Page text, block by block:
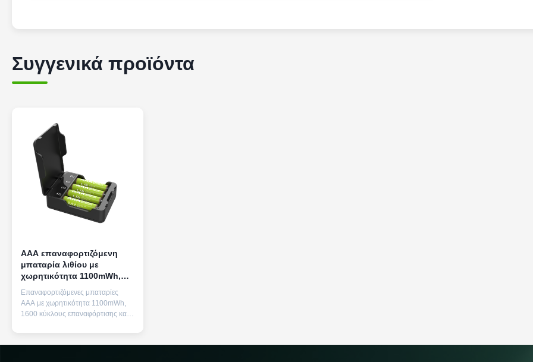
Συγγενικά προϊόντα
AAA επαναφορτιζόμενη
μπαταρία λιθίου με
χωρητικότητα 1100mWh,
1600 κύκλους
επαναφόρτισης και
σταθερή ισχύ 1.5V
Επαναφορτιζόμενες μπαταρίες
AAA με χωρητικότητα 1100mWh,
1600 κύκλους επαναφόρτισης και
διάρκεια ζωής 12 ετών,
περιλαμβάνει γρήγορο φορτιστή